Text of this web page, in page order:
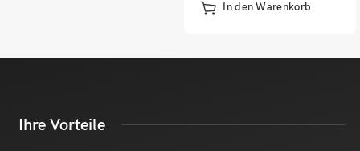
In den Warenkorb
Ihre Vorteile